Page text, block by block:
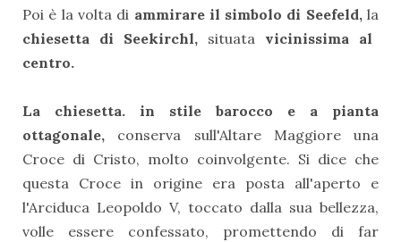
Poi è la volta di ammirare il simbolo di Seefeld,la
chiesetta di Seekirchl, situata vicinissima al
centro.
La chiesetta. in stile barocco e a pianta
ottagonale, conserva sull'Altare Maggiore una
Croce di Cristo, molto coinvolgente. Si dice che
questa Croce in origine era posta all'aperto e
l'Arciduca Leopoldo V, toccato dalla sua bellezza,
volle essere confessato, promettendo di far